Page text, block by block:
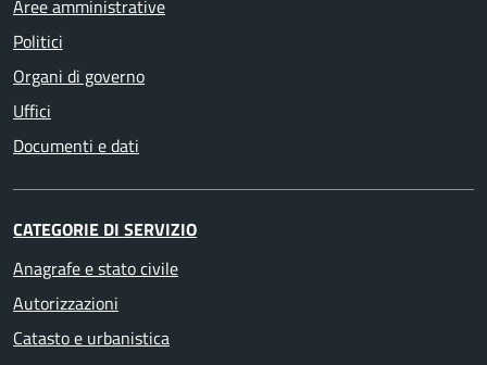
Aree amministrative
Politici
Organi di governo
Uffici
Documenti e dati
CATEGORIE DI SERVIZIO
Anagrafe e stato civile
Autorizzazioni
Catasto e urbanistica